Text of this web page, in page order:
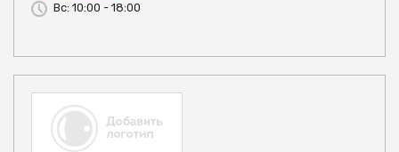
Вс: 10:00 - 18:00